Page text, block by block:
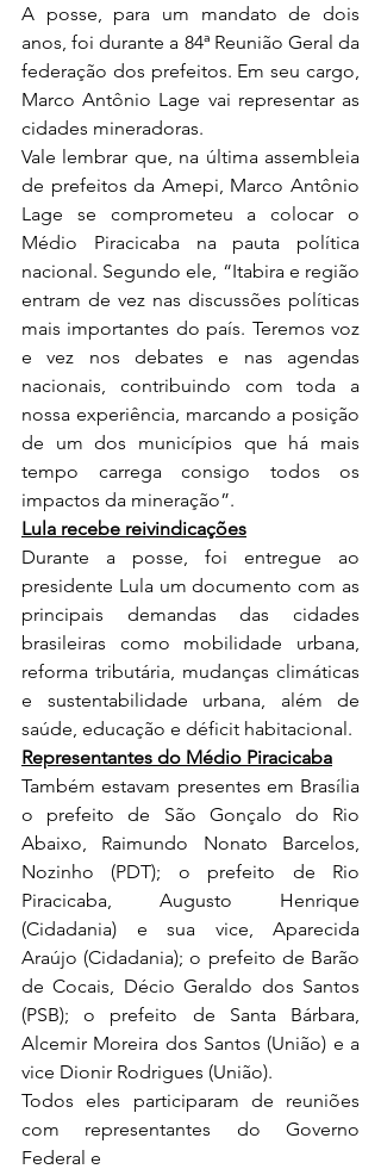
A posse, para um mandato de dois
anos, foi durante a 84ª Reunião Geral da
federação dos prefeitos. Em seu cargo,
Marco Antônio Lage vai representar as
cidades mineradoras.
Vale lembrar que, na última assembleia
de prefeitos da Amepi, Marco Antônio
Lage se comprometeu a colocar o
Médio Piracicaba na pauta política
nacional. Segundo ele, “Itabira e região
entram de vez nas discussões políticas
mais importantes do país. Teremos voz
e vez nos debates e nas agendas
nacionais, contribuindo com toda a
nossa experiência, marcando a posição
de um dos municípios que há mais
tempo carrega consigo todos os
impactos da mineração”.
Lula recebe reivindicações
Durante a posse, foi entregue ao
presidente Lula um documento com as
principais demandas das cidades
brasileiras como mobilidade urbana,
reforma tributária, mudanças climáticas
e sustentabilidade urbana, além de
saúde, educação e déficit habitacional.
Representantes do Médio Piracicaba
Também estavam presentes em Brasília
o prefeito de São Gonçalo do Rio
Abaixo, Raimundo Nonato Barcelos,
Nozinho (PDT); o prefeito de Rio
Piracicaba, Augusto Henrique
(Cidadania) e sua vice, Aparecida
Araújo (Cidadania); o prefeito de Barão
de Cocais, Décio Geraldo dos Santos
(PSB); o prefeito de Santa Bárbara,
Alcemir Moreira dos Santos (União) e a
vice Dionir Rodrigues (União).
Todos eles participaram de reuniões
com representantes do Governo
Federal e